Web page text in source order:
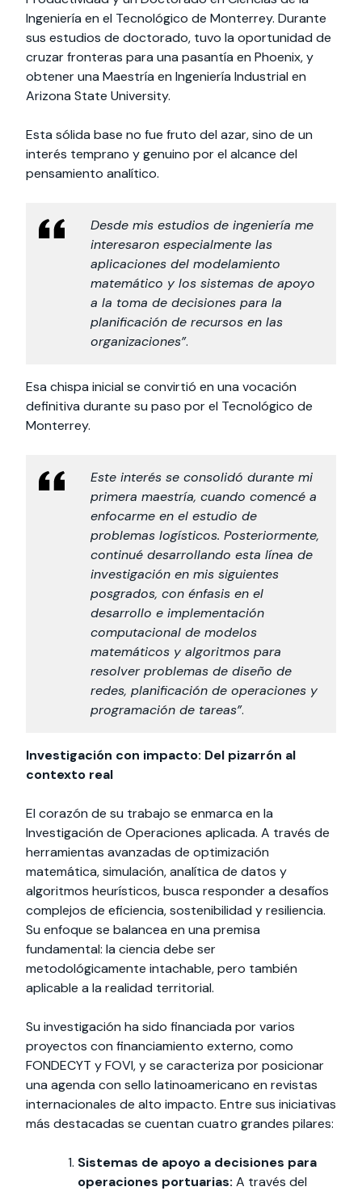
Ingeniería en el Tecnológico de Monterrey. Durante
sus estudios de doctorado, tuvo la oportunidad de
cruzar fronteras para una pasantía en Phoenix, y
obtener una Maestría en Ingeniería Industrial en
Arizona State University.
Esta sólida base no fue fruto del azar, sino de un
interés temprano y genuino por el alcance del
pensamiento analítico.
Desde mis estudios de ingeniería me
interesaron especialmente las
aplicaciones del modelamiento
matemático y los sistemas de apoyo
a la toma de decisiones para la
planificación de recursos en las
organizaciones”.
Esa chispa inicial se convirtió en una vocación
definitiva durante su paso por el Tecnológico de
Monterrey.
Este interés se consolidó durante mi
primera maestría, cuando comencé a
enfocarme en el estudio de
problemas logísticos. Posteriormente,
continué desarrollando esta línea de
investigación en mis siguientes
posgrados, con énfasis en el
desarrollo e implementación
computacional de modelos
matemáticos y algoritmos para
resolver problemas de diseño de
redes, planificación de operaciones y
programación de tareas”.
Investigación con impacto: Del pizarrón al
contexto real
El corazón de su trabajo se enmarca en la
Investigación de Operaciones aplicada. A través de
herramientas avanzadas de optimización
matemática, simulación, analítica de datos y
algoritmos heurísticos, busca responder a desafíos
complejos de eficiencia, sostenibilidad y resiliencia.
Su enfoque se balancea en una premisa
fundamental: la ciencia debe ser
metodológicamente intachable, pero también
aplicable a la realidad territorial.
Su investigación ha sido financiada por varios
proyectos con financiamiento externo, como
FONDECYT y FOVI, y se caracteriza por posicionar
una agenda con sello latinoamericano en revistas
internacionales de alto impacto. Entre sus iniciativas
más destacadas se cuentan cuatro grandes pilares:
Sistemas de apoyo a decisiones para
operaciones portuarias: A través del